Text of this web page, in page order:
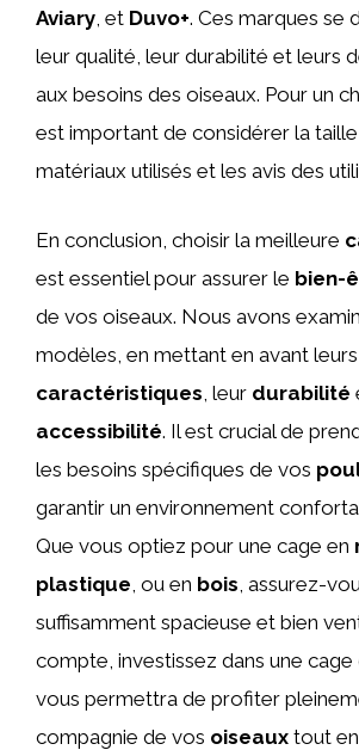
Aviary, et Duvo+. Ces marques se
leur qualité, leur durabilité et leurs
aux besoins des oiseaux. Pour un
est important de considérer la
matériaux utilisés et les avis des
En conclusion, choisir la meilleure
est essentiel pour assurer le bien-
de vos oiseaux. Nous avons
modèles, en mettant en avant leurs
caractéristiques , leur durabilité
accessibilité. Il est crucial de
les besoins spécifiques de vos
garantir un environnement
Que vous optiez pour une cage en
plastique , ou en bois , assurez-
suffisamment spacieuse et bien
compte, investissez dans une cage
vous permettra de profiter
compagnie de vos oiseaux tout